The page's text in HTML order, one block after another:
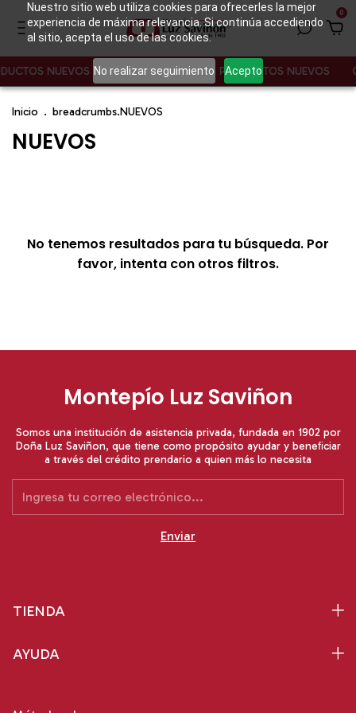
Nuestro sitio web utiliza cookies para ofrecerles la mejor
experiencia de máxima relevancia. Si continúa accediendo
al sitio, acepta el uso de las cookies.
No realizar seguimiento Acepto
0
NUEVOS CONOCE NUESTROS PRODUCTOS NUEVOS
Inicio . breadcrumbs.NUEVOS
NUEVOS
No tenemos resultados para tu búsqueda. Por
favor, intenta con otros filtros.
Montepío Luz Saviñon
Somos una institución de asistencia privada, fundada en 1902 por
Doña Luz Saviñon, que tiene como propósito ayudar y beneﬁciar
a través del crédito prendario a quien más lo necesita
TIENDA
AYUDA